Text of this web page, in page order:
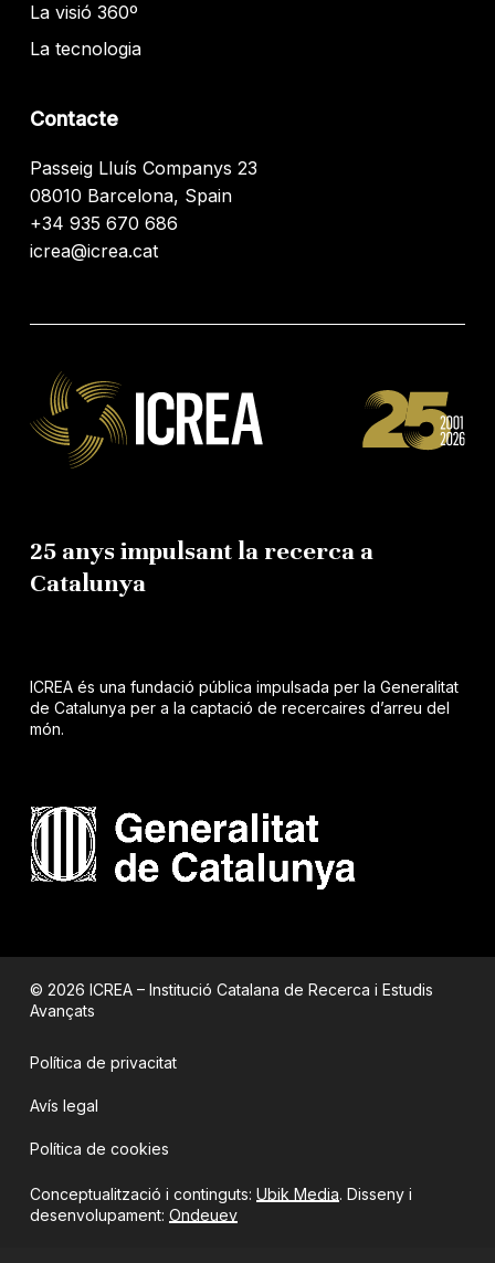
La visió 360º
La tecnologia
Contacte
Passeig Lluís Companys 23
08010 Barcelona, Spain
+34 935 670 686
icrea@icrea.cat
25 anys impulsant la recerca a
Catalunya
ICREA és una fundació pública impulsada per la Generalitat
de Catalunya per a la captació de recercaires d’arreu del
món.
© 2026 ICREA – Institució Catalana de Recerca i Estudis
Avançats
Política de privacitat
Avís legal
Política de cookies
Conceptualització i continguts: Ubik Media. Disseny i
desenvolupament: Ondeuev